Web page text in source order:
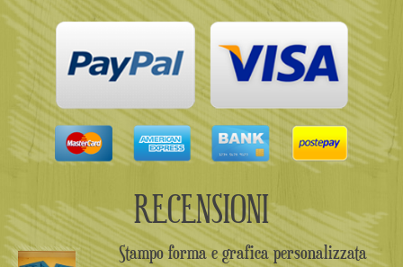
RECENSIONI
Stampo forma e grafica personalizzata